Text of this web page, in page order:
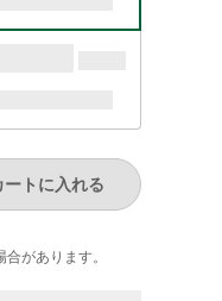
ートに入れる
が​あります。